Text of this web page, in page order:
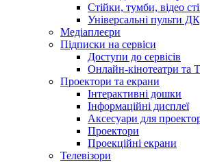
Стійки, тумби, відео
Універсальні пульти
Медіаплеєри
Підписки на сервіси
Доступи до сервісів
Онлайн-кінотеатри та
Проектори та екрани
Інтерактивні дошки
Інформаційні дисплеї
Аксесуари для
Проектори
Проекційні екрани
Телевізори